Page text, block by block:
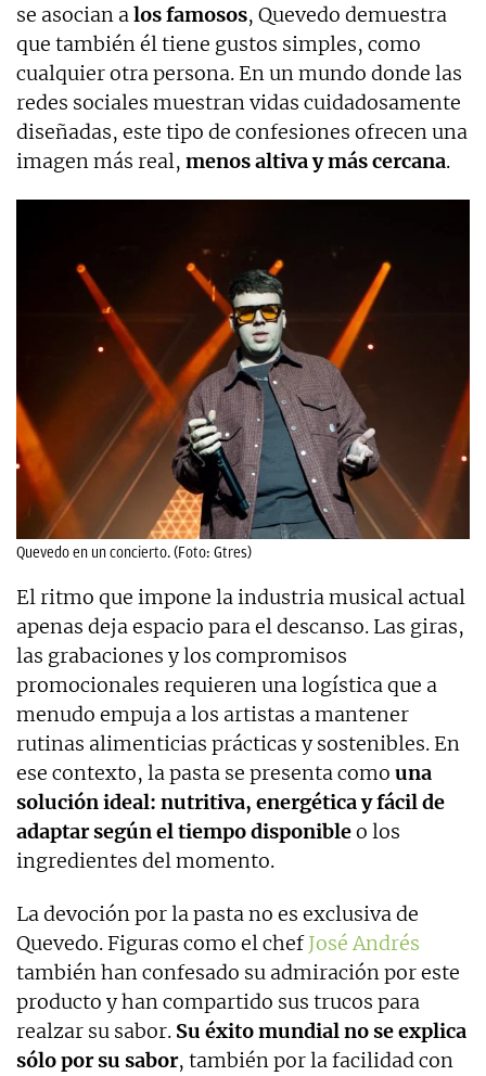
se asocian alos famosos, Quevedo demuestra
que también él tiene gustos simples, como
cualquier otra persona. En un mundo donde las
redes sociales muestran vidas cuidadosamente
diseñadas, este tipo de confesiones ofrecen una
imagen más real, menos altiva y más cercana.
Quevedo en un concierto. (Foto: Gtres)
El ritmo que impone la industria musical actual
apenas deja espacio para el descanso. Las giras,
las grabaciones y los compromisos
promocionales requieren una logística que a
menudo empuja a los artistas a mantener
rutinas alimenticias prácticas y sostenibles. En
ese contexto, la pasta se presenta como una
solución ideal: nutritiva, energética y fácil de
adaptar según el tiempo disponibleo los
ingredientes del momento.
La devoción por la pasta no es exclusiva de
Quevedo. Figuras como el chefJosé Andrés
también han confesado su admiración por este
producto y han compartido sus trucos para
realzar su sabor. Su éxito mundial no se explica
sólo por su sabor, también por la facilidad con